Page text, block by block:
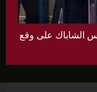
الشاباك على وقع